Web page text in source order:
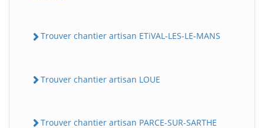
Trouver chantier artisan ETiVAL-LES-LE-MANS
Trouver chantier artisan LOUE
Trouver chantier artisan PARCE-SUR-SARTHE